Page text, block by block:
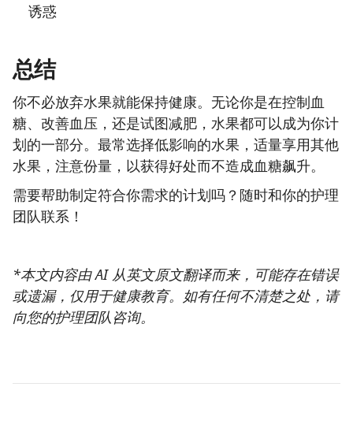
诱惑
总结
你不必放弃水果就能保持健康。无论你是在控制血
糖、改善血压，还是试图减肥，水果都可以成为你计
划的一部分。最常选择低影响的水果，适量享用其他
水果，注意份量，以获得好处而不造成血糖飙升。
需要帮助制定符合你需求的计划吗？随时和你的护理
团队联系！
*本文内容由 AI 从英文原文翻译而来，可能存在错误
或遗漏，仅用于健康教育。如有任何不清楚之处，请
向您的护理团队咨询。